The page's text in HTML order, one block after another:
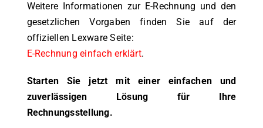
Weitere Informationen zur E-Rechnung und den
gesetzlichen Vorgaben finden Sie auf der
offiziellen Lexware Seite:
E-Rechnung einfach erklärt.
Starten Sie jetzt mit einer einfachen und
zuverlässigen Lösung für Ihre
Rechnungsstellung.